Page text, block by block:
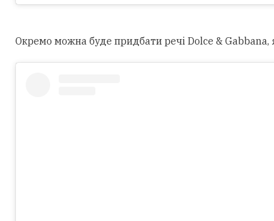
Окремо можна буде придбати речі Dolce & Gabbana,